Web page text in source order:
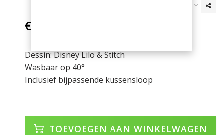
€31,95
Dessin: Disney Lilo & Stitch
Wasbaar op 40°
Inclusief bijpassende kussensloop
TOEVOEGEN AAN WINKELWAGEN